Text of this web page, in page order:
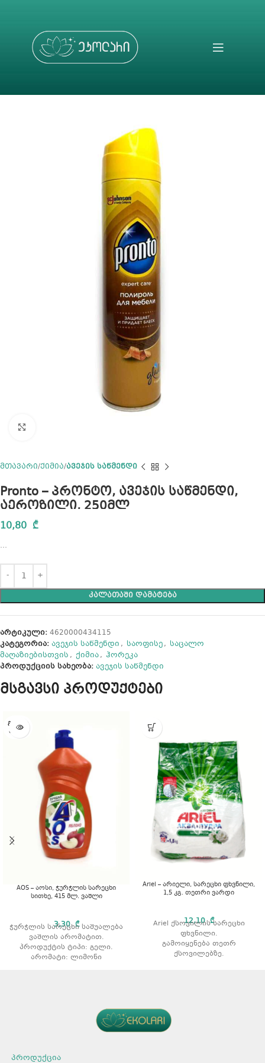
მთავარი ქიმია ავეჯის საწმენდი
Pronto – პრონტო, ავეჯის საწმენდი,
აეროზილი, 250მლ
10,80 ₾
…
ᲙᲐᲚᲐᲗᲐᲨᲘ ᲓᲐᲛᲐᲢᲔᲑᲐ
არტიკული: 4620000434115
კატეგორია: ავეჯის საწმენდი , საოფისე, საცალო
მაღაზიებისთვის , ქიმია, ჰორეკა
პროდუქციის სახეობა: ავეჯის საწმენდი
მსგავსი პროდუქტები
ᲒᲐᲧᲘᲓ
ᲣᲚᲘᲐ
AOS – აოსი, ჭურჭლის სარეცხი
სითხე, 415 მლ. ვაშლი
3,30₾
ჭურჭლის სარეცხი საშუალება
ვაშლის არომატით.
პროდუქტის ტიპი: გელი.
არომატი: ლიმონი
Ariel – არიელი, სარეცხი ფხვნილი,
1,5 კგ. თეთრი ვარდი
12,10₾
Ariel ქსოვილის სარეცხი
ფხვნილი.
გამოიყენება თეთრ
ქსოვილებზე.
პროდუქცია